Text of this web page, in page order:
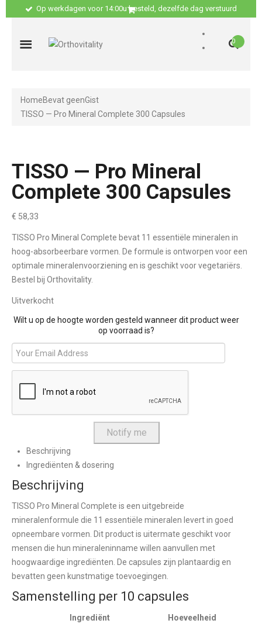
Op werkdagen voor 14:00u besteld, dezelfde dag verstuurd
0
HomeBevat geenGist
TISSO — Pro Mineral Complete 300 Capsules
TISSO — Pro Mineral
Complete 300 Capsules
€ 58,33
TISSO Pro Mineral Complete bevat 11 essentiële mineralen in
hoog-absorbeerbare vormen. De formule is ontworpen voor een
optimale mineralenvoorziening en is geschikt voor vegetariërs.
Bestel bij Orthovitality.
Uitverkocht
Wilt u op de hoogte worden gesteld wanneer dit product weer
op voorraad is?
Beschrijving
Ingrediënten & dosering
Beschrijving
TISSO Pro Mineral Complete is een uitgebreide
mineralenformule die 11 essentiële mineralen levert in goed
opneembare vormen. Dit product is uitermate geschikt voor
mensen die hun mineraleninname willen aanvullen met
hoogwaardige ingrediënten. De capsules zijn plantaardig en
bevatten geen kunstmatige toevoegingen.
Samenstelling per 10 capsules
Ingrediënt
Hoeveelheid